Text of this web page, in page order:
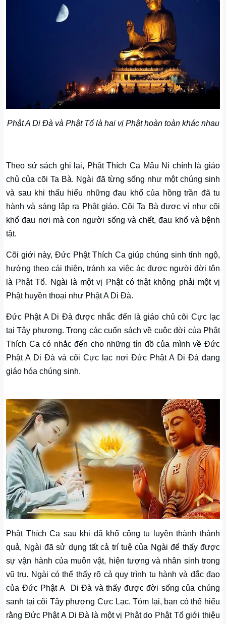
Phật A Di Đà và Phật Tổ là hai vị Phật hoàn toàn khác nhau
Theo sử sách ghi lại, Phật Thích Ca Mâu Ni chính là giáo
chủ của cõi Ta Bà. Ngài đã từng sống như một chúng sinh
và sau khi thấu hiểu những đau khổ của hồng trần đã tu
hành và sáng lập ra Phật giáo. Cõi Ta Bà được ví như cõi
khổ đau nơi mà con người sống và chết, đau khổ và bệnh
tật.
Cõi giới này, Đức Phật Thích Ca giúp chúng sinh tỉnh ngộ,
hướng theo cái thiện, tránh xa việc ác được người đời tôn
là Phật Tổ. Ngài là một vị Phật có thật không phải một vị
Phật huyền thoại như Phật A Di Đà.
Đức Phật A Di Đà được nhắc đến là giáo chủ cõi Cực lạc
tại Tây phương. Trong các cuốn sách về cuộc đời của Phật
Thích Ca có nhắc đến cho những tín đồ của mình về Đức
Phật A Di Đà và cõi Cực lạc nơi Đức Phật A Di Đà đang
giáo hóa chúng sinh.
Phật Thích Ca sau khi đã khổ công tu luyện thành thánh
quả, Ngài đã sử dụng tất cả trí tuệ của Ngài để thấy được
sự vận hành của muôn vật, hiện tượng và nhân sinh trong
vũ trụ. Ngài có thể thấy rõ cả quy trình tu hành và đắc đạo
của Đức Phật A Di Đà và thấy được đời sống của chúng
sanh tại cõi Tây phương Cực Lạc. Tóm lại, bạn có thể hiểu
rằng Đức Phật A Di Đà là một vị Phật do Phật Tổ giới thiệu